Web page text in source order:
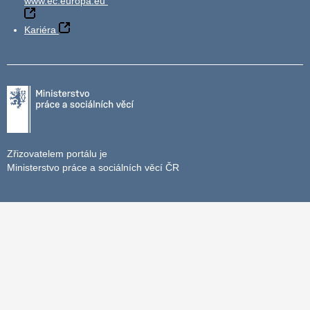
Kariéra
Zřizovatelem portálu je
Ministerstvo práce a sociálních věcí ČR